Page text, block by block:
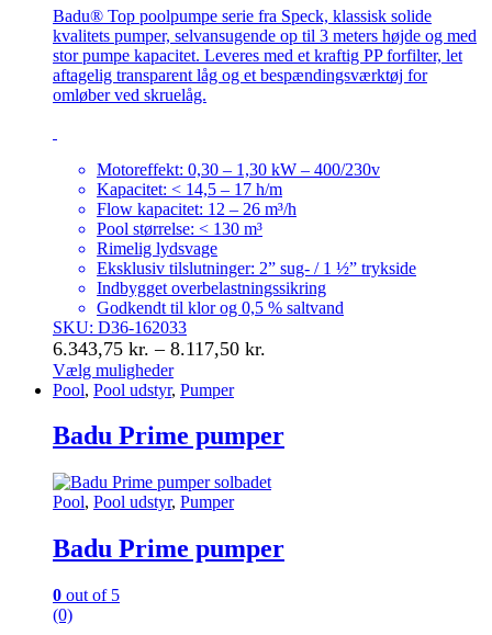
Badu® Top poolpumpe serie fra Speck, klassisk solide
kvalitets pumper, selvansugende op til 3 meters højde og med
stor pumpe kapacitet. Leveres med et kraftig PP forfilter, let
aftagelig transparent låg og et bespændingsværktøj for
omløber ved skruelåg.
Motoreffekt: 0,30 – 1,30 kW – 400/230v
Kapacitet: < 14,5 – 17 h/m
Flow kapacitet: 12 – 26 m³/h
Pool størrelse: < 130 m³
Rimelig lydsvage
Eksklusiv tilslutninger: 2” sug- / 1 ½” trykside
Indbygget overbelastningssikring
Godkendt til klor og 0,5 % saltvand
SKU: D36-162033
6.343,75 kr. – 8.117,50 kr.
Vælg muligheder
Dette
har
flere
Mulighederne
kan
på
varesiden
Pool, Pool udstyr, Pumper
Badu Prime pumper
Pool, Pool udstyr, Pumper
Badu Prime pumper
0 out of 5
(0)